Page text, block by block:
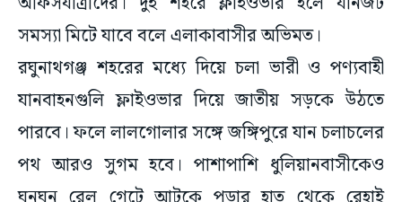
সমস্যা মিটে যাবে বলে এলাকাবাসীর অভিমত।
রঘুনাথগঞ্জ শহরের মধ্যে দিয়ে চলা ভারী ও পণ্যবাহী
যানবাহনগুলি ফ্লাইওভার দিয়ে জাতীয় সড়কে উঠতে
পারবে। ফলে লালগোলার সঙ্গে জঙ্গিপুরে যান চলাচলের
পথ আরও সুগম হবে। পাশাপাশি ধুলিয়ানবাসীকেও